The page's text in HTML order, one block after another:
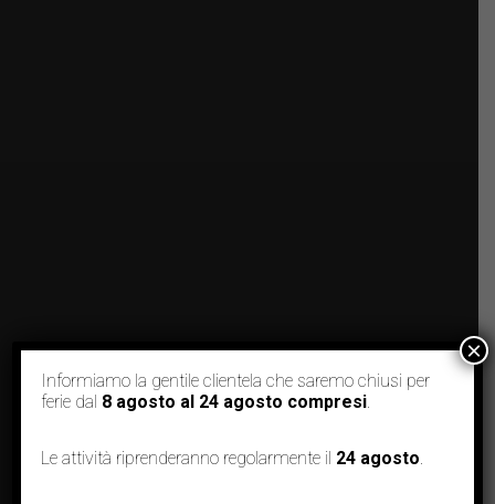
Informiamo la gentile clientela che saremo chiusi per
ferie dal 8 agosto al 24 agosto compresi.
Le attività riprenderanno regolarmente il 24 agosto.
×